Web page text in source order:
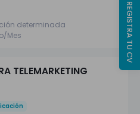
determinada
Mes
TELEMARKETING
REGISTRA TU CV